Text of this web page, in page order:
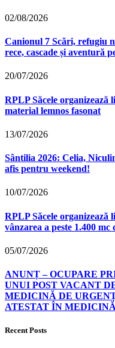
02/08/2026
Canionul 7 Scări, refugiu
rece, cascade și aventură
20/07/2026
RPLP Săcele organizează
material lemnos fasonat
13/07/2026
Sântilia 2026: Celia,
afis pentru weekend!
10/07/2026
RPLP Săcele
vânzarea a peste 1.400
05/07/2026
ANUNȚ – OCUPARE
UNUI POST VACANT
MEDICINĂ DE
ATESTAT ÎN
Recent Posts